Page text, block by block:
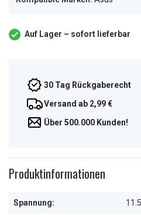
Auf Lager – sofort lieferbar
30 Tag Rückgaberecht
Versand ab 2,99 €
Über 500.000 Kunden!
Produktinformationen
Spannung: